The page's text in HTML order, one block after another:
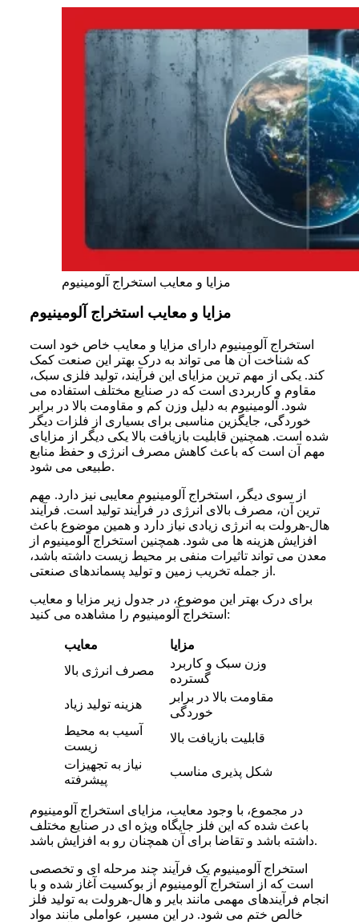
مزایا و معایب استخراج آلومینیوم
مزایا و معایب استخراج آلومینیوم
استخراج آلومینیوم دارای مزایا و معایب خاص خود است
که شناخت آن ها می تواند به درک بهتر این صنعت کمک
کند. یکی از مهم ترین مزایای این فرآیند، تولید فلزی سبک،
مقاوم و کاربردی است که در صنایع مختلف استفاده می
شود. آلومینیوم به دلیل وزن کم و مقاومت بالا در برابر
خوردگی، جایگزین مناسبی برای بسیاری از فلزات دیگر
شده است. همچنین قابلیت بازیافت بالا یکی دیگر از مزایای
مهم آن است که باعث کاهش مصرف انرژی و حفظ منابع
طبیعی می شود.
از سوی دیگر، استخراج آلومینیوم معایبی نیز دارد. مهم
ترین آن، مصرف بالای انرژی در فرآیند تولید است. فرآیند
هال-هرولت به انرژی زیادی نیاز دارد و همین موضوع باعث
افزایش هزینه ها می شود. همچنین استخراج آلومینیوم از
معدن می تواند تاثیرات منفی بر محیط زیست داشته باشد،
از جمله تخریب زمین و تولید پسماندهای صنعتی.
برای درک بهتر این موضوع، در جدول زیر مزایا و معایب
استخراج آلومینیوم را مشاهده می کنید:
معایب
مزایا
مصرف انرژی بالا
وزن سبک و کاربرد
گسترده
هزینه تولید زیاد
مقاومت بالا در برابر
خوردگی
آسیب به محیط
زیست
قابلیت بازیافت بالا
نیاز به تجهیزات
پیشرفته
شکل پذیری مناسب
در مجموع، با وجود معایب، مزایای استخراج آلومینیوم
باعث شده که این فلز جایگاه ویژه ای در صنایع مختلف
داشته باشد و تقاضا برای آن همچنان رو به افزایش باشد.
استخراج آلومینیوم یک فرآیند چند مرحله ای و تخصصی
است که از استخراج آلومینیوم از بوکسیت آغاز شده و با
انجام فرآیندهای مهمی مانند بایر و هال-هرولت به تولید فلز
خالص ختم می شود. در این مسیر، عواملی مانند مواد